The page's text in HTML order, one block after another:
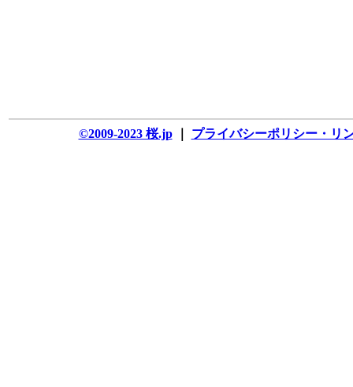
©2009-2023 桜.jp｜ プライバシーポリシー・リ